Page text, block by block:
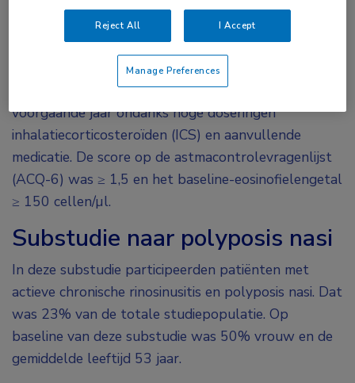
tevens werkzaam is bij patiënten met ernstig
eosinofiel astma en comorbide polyposis nasi.
In de ANDHI-studie participeerden patiënten met
ernstig eosinofiel astma en ≥ 2 exacerbaties van het
voorgaande jaar ondanks hoge doseringen
inhalatiecorticosteroïden (ICS) en aanvullende
medicatie. De score op de astmacontrolevragenlijst
(ACQ-6) was ≥ 1,5 en het baseline-eosinofielengetal
≥ 150 cellen/µl.
Substudie naar polyposis nasi
In deze substudie participeerden patiënten met
actieve chronische rinosinusitis en polyposis nasi. Dat
was 23% van de totale studiepopulatie. Op
baseline van deze substudie was 50% vrouw en de
gemiddelde leeftijd 53 jaar.
Reject All I Accept
Manage Preferences